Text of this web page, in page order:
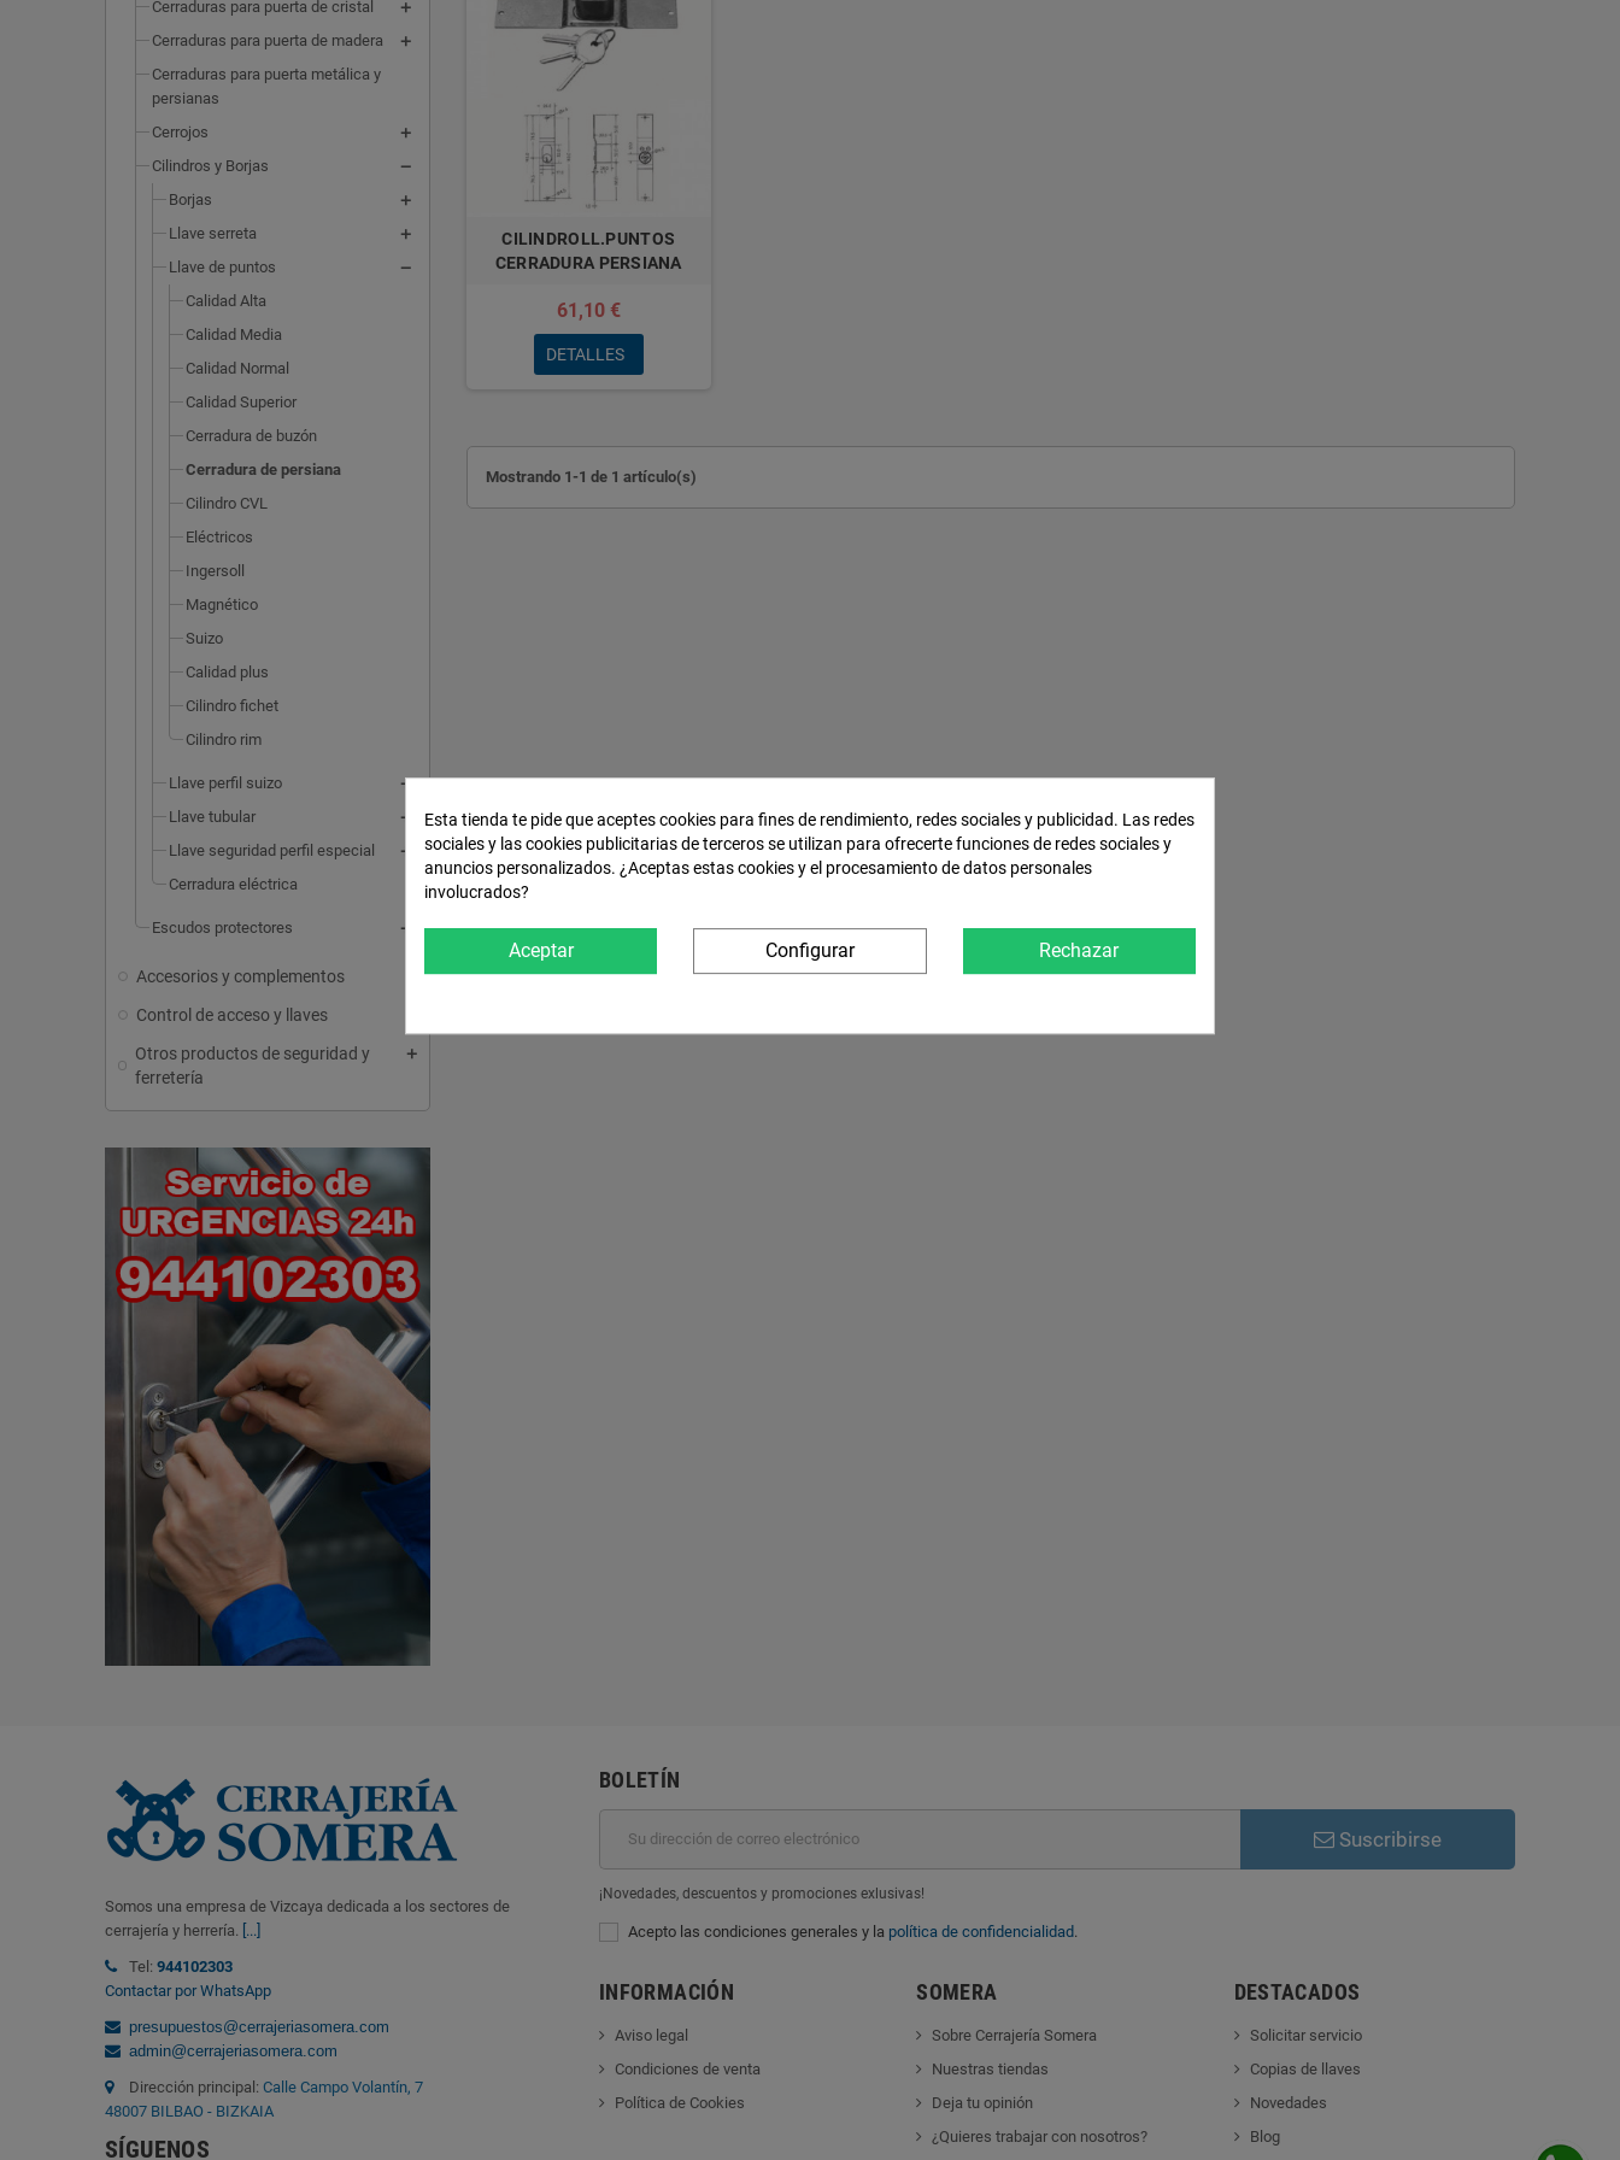
Cerraduras para puerta de cristal
Cerraduras para puerta de madera
Cerraduras para puerta metálica y
persianas
Cerrojos
Cilindros y Borjas
Borjas
Llave serreta
Llave de puntos
Calidad Alta
Calidad Media
Calidad Normal
Calidad Superior
Cerradura de buzón
Cerradura de persiana
Cilindro CVL
Eléctricos
Ingersoll
Magnético
Suizo
Calidad plus
Cilindro fichet
Cilindro rim
Llave perfil suizo
Llave tubular
Llave seguridad perfil especial
Cerradura eléctrica
Escudos protectores
Accesorios y complementos
Control de acceso y llaves
Otros productos de seguridad y
ferretería
CILINDROLL.PUNTOS
CERRADURA PERSIANA
61,10 €
DETALLES
Mostrando 1-1 de 1 artículo(s)
Somos una empresa de Vizcaya dedicada a los sectores de
cerrajería y herrería. [...]
Tel: 944102303
Contactar por WhatsApp
presupuestos@cerrajeriasomera.com
admin@cerrajeriasomera.com
Dirección principal: Calle Campo Volantín, 7
48007 BILBAO - BIZKAIA
SÍGUENOS
BOLETÍN
Suscribirse
¡Novedades, descuentos y promociones exlusivas!
Acepto las condiciones generales y la política de confidencialidad.
INFORMACIÓN
Aviso legal
Condiciones de venta
Política de Cookies
SOMERA
Sobre Cerrajería Somera
Nuestras tiendas
Deja tu opinión
¿Quieres trabajar con nosotros?
DESTACADOS
Solicitar servicio
Copias de llaves
Novedades
Blog
Esta tienda te pide que aceptes cookies para fines de rendimiento, redes sociales y publicidad. Las redes
sociales y las cookies publicitarias de terceros se utilizan para ofrecerte funciones de redes sociales y
anuncios personalizados. ¿Aceptas estas cookies y el procesamiento de datos personales
involucrados?
Aceptar Configurar Rechazar